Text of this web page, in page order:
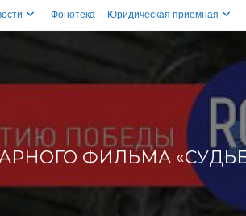
Фонотека Юридическая приёмная
ФИЛЬМА